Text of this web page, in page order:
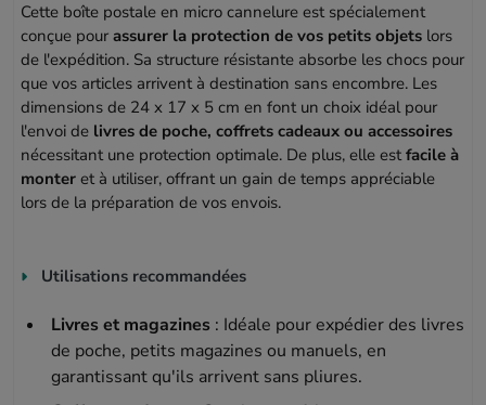
Cette boîte postale en micro cannelure est spécialement
conçue pourassurer la protection de vos petits objets lors
de l'expédition. Sa structure résistante absorbe les chocs pour
que vos articles arrivent à destination sans encombre. Les
dimensions de 24 x 17 x 5 cm en font un choix idéal pour
l'envoi de livres de poche, coffrets cadeaux ou accessoires
nécessitant une protection optimale. De plus, elle estfacile à
monter et à utiliser, offrant un gain de temps appréciable
lors de la préparation de vos envois.
Utilisations recommandées
Livres et magazines : Idéale pour expédier des livres
de poche, petits magazines ou manuels, en
garantissant qu'ils arrivent sans pliures.